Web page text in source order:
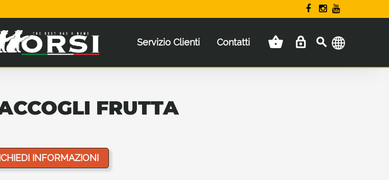
Servizio Clienti Contatti
FRUTTA
INFORMAZIONI